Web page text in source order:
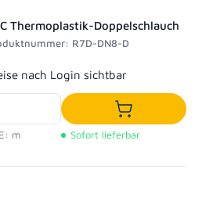
Thermoplastik-Doppelschlauch
R7D-DN8-D
Preis:
nach Login sichtbar
m
In den
Sofort lieferbar